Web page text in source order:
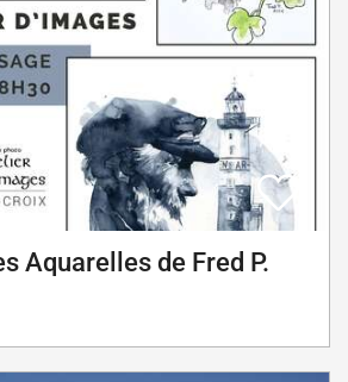
Aquarelles de Fred P.